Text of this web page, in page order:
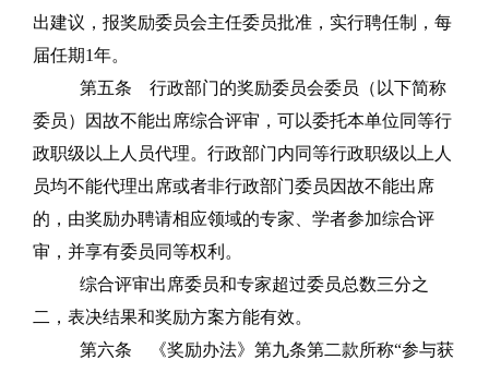
出建议，报奖励委员会主任委员批准，实行聘任制，每
届任期1年。
第五条
行政部门的奖励委员会委员（以下简称
委员）因故不能出席综合评审，可以委托本单位同等行
政职级以上人员代理。行政部门内同等行政职级以上人
员均不能代理出席或者非行政部门委员因故不能出席
的，由奖励办聘请相应领域的专家、学者参加综合评
审，并享有委员同等权利。
综合评审出席委员和专家超过委员总数三分之
二，表决结果和奖励方案方能有效。
第六条
《奖励办法》第九条第二款所称“参与获